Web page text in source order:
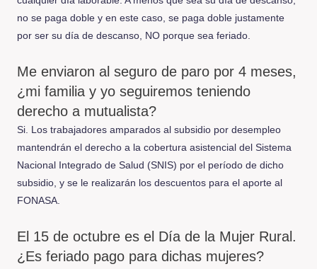
no se paga doble y en este caso, se paga doble justamente
por ser su día de descanso, NO porque sea feriado.
Me enviaron al seguro de paro por 4 meses,
¿mi familia y yo seguiremos teniendo
derecho a mutualista?
Si. Los trabajadores amparados al subsidio por desempleo
mantendrán el derecho a la cobertura asistencial del Sistema
Nacional Integrado de Salud (SNIS) por el período de dicho
subsidio, y se le realizarán los descuentos para el aporte al
FONASA.
El 15 de octubre es el Día de la Mujer Rural.
¿Es feriado pago para dichas mujeres?